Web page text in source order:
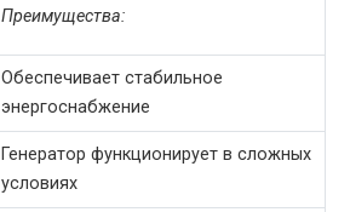
Преимущества:
Обеспечивает стабильное
энергоснабжение
Генератор функционирует в сложных
условиях